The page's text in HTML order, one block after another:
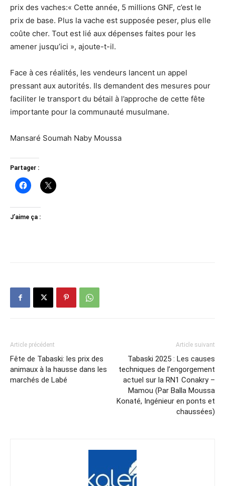
prix des vaches:« Cette année, 5 millions GNF, c’est le
prix de base. Plus la vache est supposée peser, plus elle
coûte cher. Tout est lié aux dépenses faites pour les
amener jusqu’ici », ajoute-t-il.
Face à ces réalités, les vendeurs lancent un appel
pressant aux autorités. Ils demandent des mesures pour
faciliter le transport du bétail à l’approche de cette fête
importante pour la communauté musulmane.
Mansaré Soumah Naby Moussa
Partager :
J’aime ça :
Article précédent
Fête de Tabaski: les prix des
animaux à la hausse dans les
marchés de Labé
Article suivant
Tabaski 2025 : Les causes
techniques de l’engorgement
actuel sur la RN1 Conakry –
Mamou (Par Balla Moussa
Konaté, Ingénieur en ponts et
chaussées)